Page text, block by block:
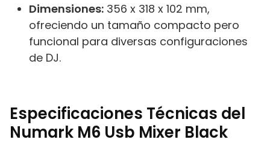
Dimensiones: 356 x 318 x 102 mm,
ofreciendo un tamaño compacto pero
funcional para diversas configuraciones
de DJ.
Especificaciones Técnicas del
Numark M6 Usb Mixer Black